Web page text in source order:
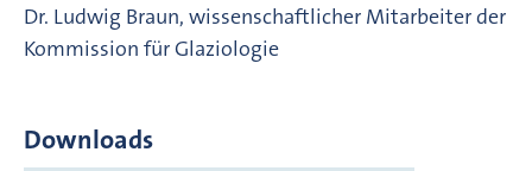
Dr. Ludwig Braun, wissenschaftlicher Mitarbeiter der
Kommission für Glaziologie
Downloads